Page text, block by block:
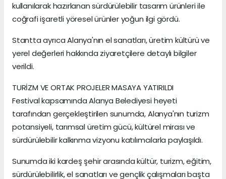
kullanılarak hazırlanan sürdürülebilir tasarım ürünleri ile
coğrafi işaretli yöresel ürünler yoğun ilgi gördü.
Stantta ayrıca Alanya'nın el sanatları, üretim kültürü ve
yerel değerleri hakkında ziyaretçilere detaylı bilgiler
verildi.
TURİZM VE ORTAK PROJELER MASAYA YATIRILDI
Festival kapsamında Alanya Belediyesi heyeti
tarafından gerçekleştirilen sunumda, Alanya'nın turizm
potansiyeli, tarımsal üretim gücü, kültürel mirası ve
sürdürülebilir kalkınma vizyonu katılımcılarla paylaşıldı.
Sunumda iki kardeş şehir arasında kültür, turizm, eğitim,
sürdürülebilirlik, el sanatları ve gençlik çalışmaları başta